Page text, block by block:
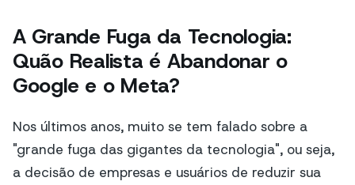
A Grande Fuga da Tecnologia:
Quão Realista é Abandonar o
Google e o Meta?
Nos últimos anos, muito se tem falado sobre a
"grande fuga das gigantes da tecnologia", ou seja,
a decisão de empresas e usuários de reduzir sua